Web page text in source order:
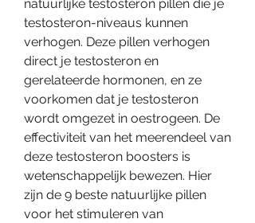
natuurlijke testosteron pillen die je
testosteron-niveaus kunnen
verhogen. Deze pillen verhogen
direct je testosteron en
gerelateerde hormonen, en ze
voorkomen dat je testosteron
wordt omgezet in oestrogeen. De
effectiviteit van het meerendeel van
deze testosteron boosters is
wetenschappelijk bewezen. Hier
zijn de 9 beste natuurlijke pillen
voor het stimuleren van